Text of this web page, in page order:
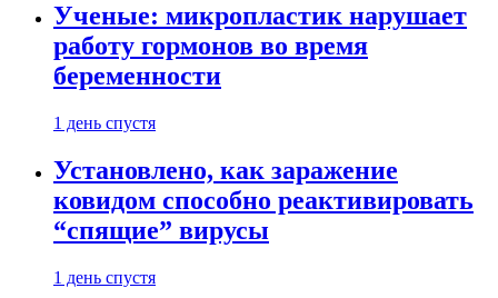
Ученые: микропластик нарушает
работу гормонов во время
беременности
1 день спустя
Установлено, как заражение
ковидом способно реактивировать
“спящие” вирусы
1 день спустя